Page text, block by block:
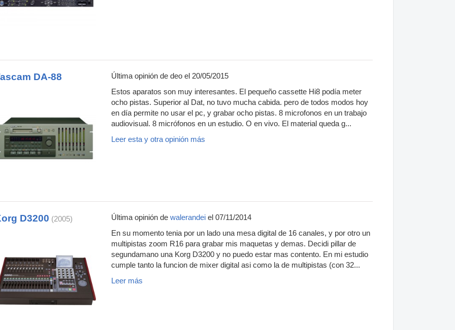
DA-88 Última opinión de deo el 20/05/2015
Estos aparatos son muy interesantes. El pequeño cassette Hi8 podía meter
ocho pistas. Superior al Dat, no tuvo mucha cabida. pero de todos modos hoy
en día permite no usar el pc, y grabar ocho pistas. 8 microfonos en un trabajo
audiovisual. 8 micrófonos en un estudio. O en vivo. El material queda g...
Leer esta y otra opinión más
D3200 (2005) Última opinión de walerandei el 07/11/2014
En su momento tenia por un lado una mesa digital de 16 canales, y por otro un
multipistas zoom R16 para grabar mis maquetas y demas. Decidi pillar de
segundamano una Korg D3200 y no puedo estar mas contento. En mi estudio
cumple tanto la funcion de mixer digital asi como la de multipistas (con 32...
Leer más